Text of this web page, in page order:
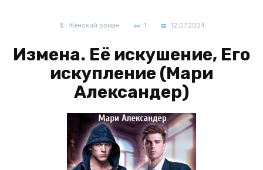
Женский роман 1 12.07.2024
Измена. Её искушение, Его
искупление (Мари
Александер)